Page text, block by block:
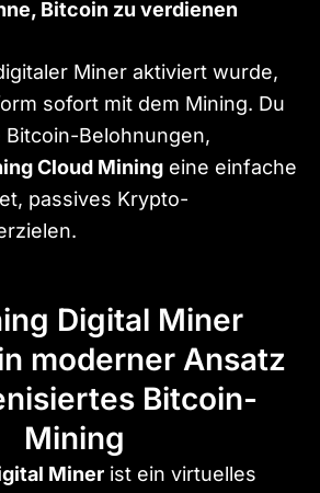
Bitcoin zu verdienen
Miner aktiviert wurde,
sofort mit dem Mining. Du
Belohnungen,
Cloud Mining eine einfache
passives Krypto-
Digital Miner
moderner Ansatz
Bitcoin-
Mining
Miner ist ein virtuelles